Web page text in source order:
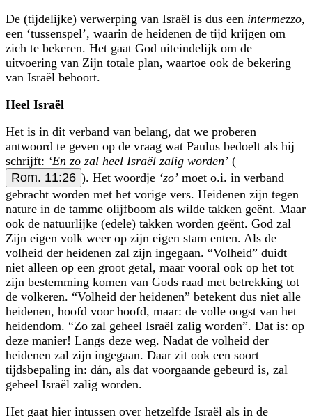
De (tijdelijke) verwerping van Israël is dus een intermezzo,
een ‘tussenspel’, waarin de heidenen de tijd krijgen om
zich te bekeren. Het gaat God uiteindelijk om de
uitvoering van Zijn totale plan, waartoe ook de bekering
van Israël behoort.
Heel Israël
Het is in dit verband van belang, dat we proberen
antwoord te geven op de vraag wat Paulus bedoelt als hij
schrijft: ‘En zo zal heel Israël zalig worden’ (
Rom. 11:26 ). Het woordje ‘zo’ moet o.i. in verband
gebracht worden met het vorige vers. Heidenen zijn tegen
nature in de tamme olijfboom als wilde takken geënt. Maar
ook de natuurlijke (edele) takken worden geënt. God zal
Zijn eigen volk weer op zijn eigen stam enten. Als de
volheid der heidenen zal zijn ingegaan. “Volheid” duidt
niet alleen op een groot getal, maar vooral ook op het tot
zijn bestemming komen van Gods raad met betrekking tot
de volkeren. “Volheid der heidenen” betekent dus niet alle
heidenen, hoofd voor hoofd, maar: de volle oogst van het
heidendom. “Zo zal geheel Israël zalig worden”. Dat is: op
deze manier! Langs deze weg. Nadat de volheid der
heidenen zal zijn ingegaan. Daar zit ook een soort
tijdsbepaling in: dán, als dat voorgaande gebeurd is, zal
geheel Israël zalig worden.
Het gaat hier intussen over hetzelfde Israël als in de